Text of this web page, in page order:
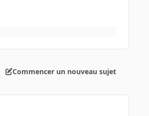
Commencer un nouveau sujet